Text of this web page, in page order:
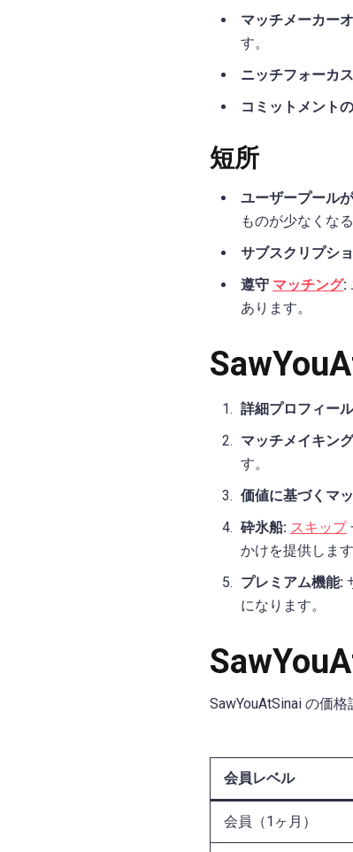
マッチメーカー
す。
ニッチフォーカ
コミットメント
短所
ユーザープール
ものが少なくな
サブスクリプシ
遵守 マッチング:
あります。
詳細プロフィー
マッチメイキン
す。
価値に基づくマ
砕氷船: スキップ
かけを提供します
プレミアム機能:
になります。
SawYouAtSinai の価
会員レベル
会員（1ヶ月）